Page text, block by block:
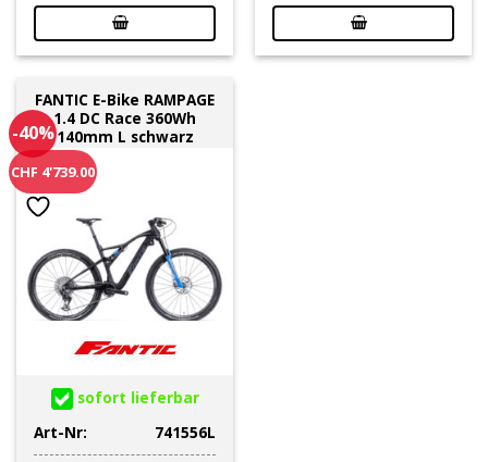
CHF7'899.00CHF4'739.00. CHF7'899.00CHF4'739.00.
-40%
CHF 4'739.00
FANTIC E-Bike RAMPAGE
1.4 DC Race 360Wh
140mm L schwarz
sofort lieferbar
Art-Nr:
741556L